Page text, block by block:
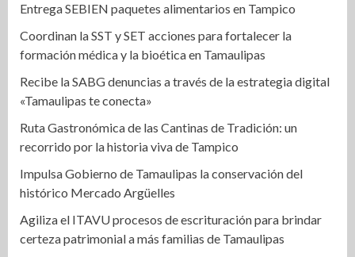
Entrega SEBIEN paquetes alimentarios en Tampico
Coordinan la SST y SET acciones para fortalecer la
formación médica y la bioética en Tamaulipas
Recibe la SABG denuncias a través de la estrategia digital
«Tamaulipas te conecta»
Ruta Gastronómica de las Cantinas de Tradición: un
recorrido por la historia viva de Tampico
Impulsa Gobierno de Tamaulipas la conservación del
histórico Mercado Argüelles
Agiliza el ITAVU procesos de escrituración para brindar
certeza patrimonial a más familias de Tamaulipas